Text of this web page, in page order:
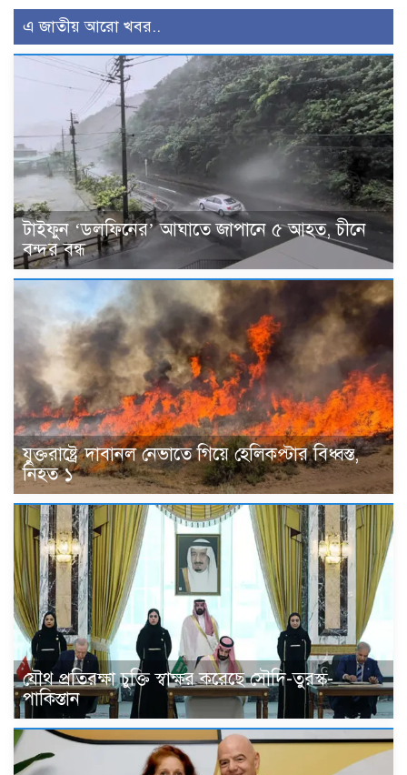
এ জাতীয় আরো খবর..
টাইফুন ‘ডলফিনের’ আঘাতে জাপানে ৫ আহত, চীনে
বন্দর বন্ধ
যুক্তরাষ্ট্রে দাবানল নেভাতে গিয়ে হেলিকপ্টার বিধ্বস্ত,
নিহত ১
যৌথ প্রতিরক্ষা চুক্তি স্বাক্ষর করেছে সৌদি-তুরস্ক-
পাকিস্তান